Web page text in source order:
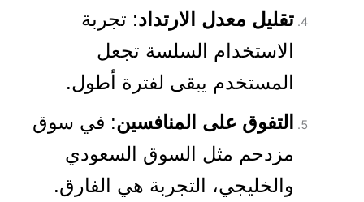
تقليل معدل الارتداد: تجربة
الاستخدام السلسة تجعل
المستخدم يبقى لفترة أطول.
التفوق على المنافسين: في سوق
مزدحم مثل السوق السعودي
والخليجي، التجربة هي الفارق.